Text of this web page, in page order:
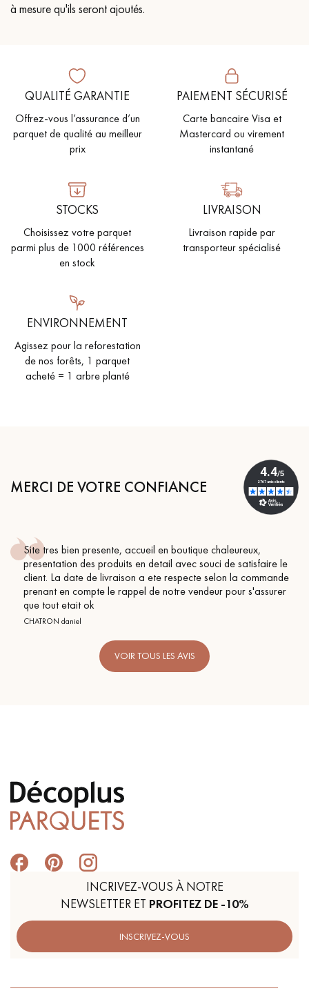
pas dans le choix et la pose de votre parquet.
Demandez un rendez-vous personnalisé
Obtenez un devis gratuit !
à mesure qu'ils seront ajoutés.
QUALITÉ GARANTIE
Offrez-vous l’assurance d’un
parquet de qualité au meilleur
prix
PAIEMENT SÉCURISÉ
Carte bancaire Visa et
Mastercard ou virement
instantané
STOCKS
Choisissez votre parquet
parmi plus de 1000 références
en stock
LIVRAISON
Livraison rapide par
transporteur spécialisé
ENVIRONNEMENT
Agissez pour la reforestation
de nos forêts, 1 parquet
acheté = 1 arbre planté
MERCI DE VOTRE CONFIANCE
Site tres bien presente, accueil en boutique chaleureux,
presentation des produits en detail avec souci de satisfaire le
client. La date de livraison a ete respecte selon la commande
prenant en compte le rappel de notre vendeur pour s'assurer
que tout etait ok
CHATRON daniel
VOIR TOUS LES AVIS
INCRIVEZ-VOUS À NOTRE
NEWSLETTER ET PROFITEZ DE -10%
INSCRIVEZ-VOUS